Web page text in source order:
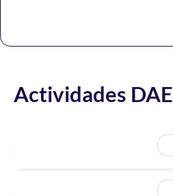
Actividades DAE